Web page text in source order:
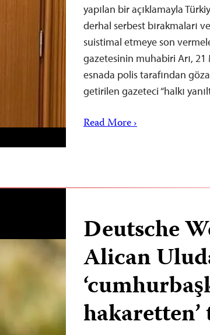
yapılan bir açıklamayla
derhal serbest bırakmaları
suistimal etmeye son
gazetesinin muhabiri Arı,
esnada polis tarafından
getirilen gazeteci “halkı
Read More ›
Deutsche
Alican